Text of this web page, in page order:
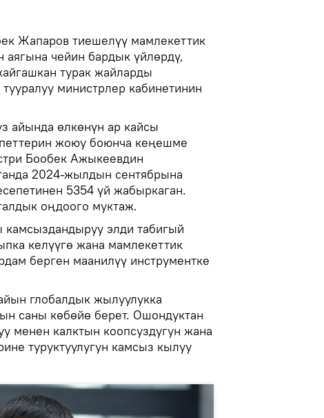
Жапаров тиешелүү мамлекеттик
чейин бардык үйлөрдү,
турак жайларды
министрлер кабинетинин
айында өлкөнүн ар кайсы
жоюу боюнча кеңешме
Бообек Ажыкеевдин
2024-жылдын сентябрына
5354 үй жабыркаган.
оңдоого муктаж.
камсыздандыруу элди табигый
келүүгө жана мамлекеттик
берген маанилүү инструментке
глобалдык жылуулукка
саны көбөйө берет. Ошондуктан
менен калктын коопсуздугун жана
туруктуулугун камсыз кылуу